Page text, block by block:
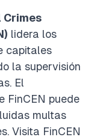
Crimes
lidera los
capitales
la supervisión
El
FinCEN puede
multas
Visita FinCEN